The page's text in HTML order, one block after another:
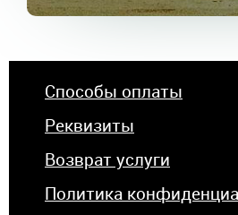
Способы оплаты
Реквизиты
Возврат услуги
Политика